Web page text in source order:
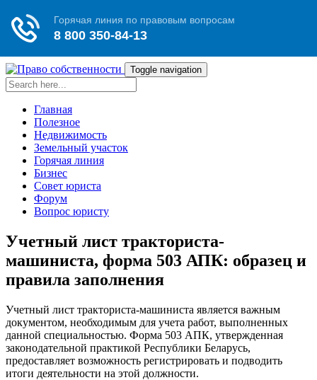
Toggle navigation
Главная
Полезное
Недвижимость
Земельный участок
Горячая линия
Бизнес
Совет юриста
Форум
Вопрос юристу
Учетный лист тракториста-
машиниста, форма 503 АПК: образец и
правила заполнения
Учетный лист тракториста-машиниста является важным
документом, необходимым для учета работ, выполненных
данной специальностью. Форма 503 АПК, утвержденная
законодательной практикой Республики Беларусь,
предоставляет возможность регистрировать и подводить
итоги деятельности на этой должности.